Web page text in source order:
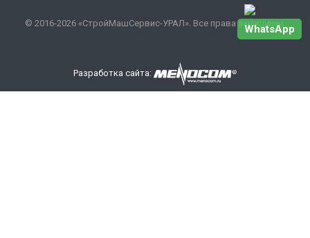
© 2016-2026 «СтройМашСервис-УРАЛ». Все права защищены.
Разработка сайта:
WhatsApp